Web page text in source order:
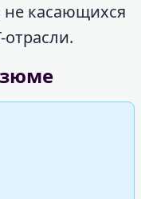
касающихся